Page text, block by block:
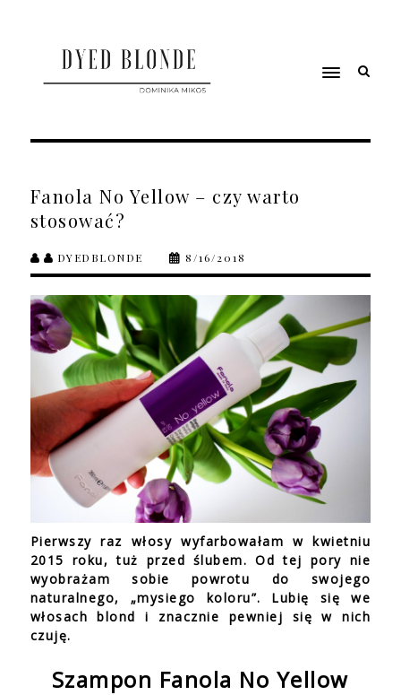
Fanola No Yellow – czy warto
stosować?
DYEDBLONDE 8/16/2018
Pierwszy raz włosy wyfarbowałam w kwietniu
2015 roku, tuż przed ślubem. Od tej pory nie
wyobrażam sobie powrotu do swojego
naturalnego, „mysiego koloru”. Lubię się we
włosach blond i znacznie pewniej się w nich
czuję.
Szampon Fanola No Yellow